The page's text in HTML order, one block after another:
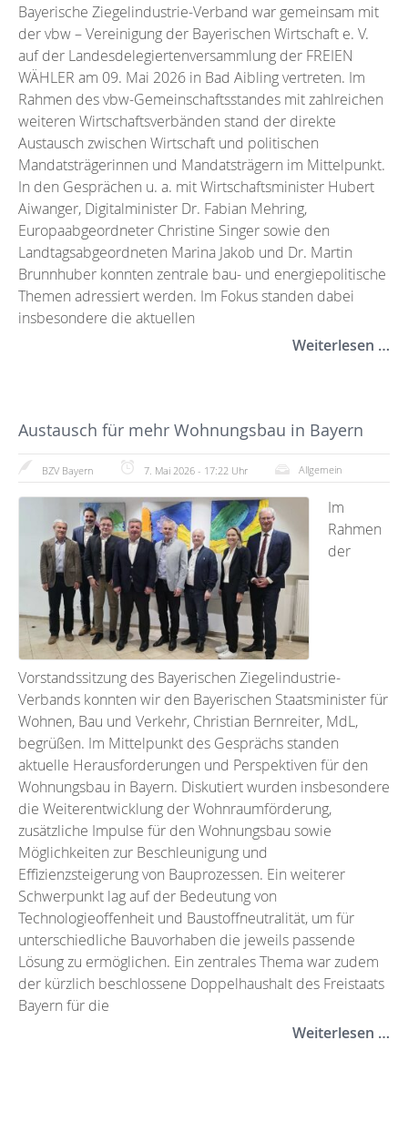
Bayerische Ziegelindustrie-Verband war gemeinsam mit
der vbw – Vereinigung der Bayerischen Wirtschaft e. V.
auf der Landesdelegiertenversammlung der FREIEN
WÄHLER am 09. Mai 2026 in Bad Aibling vertreten. Im
Rahmen des vbw-Gemeinschaftsstandes mit zahlreichen
weiteren Wirtschaftsverbänden stand der direkte
Austausch zwischen Wirtschaft und politischen
Mandatsträgerinnen und Mandatsträgern im Mittelpunkt.
In den Gesprächen u. a. mit Wirtschaftsminister Hubert
Aiwanger, Digitalminister Dr. Fabian Mehring,
Europaabgeordneter Christine Singer sowie den
Landtagsabgeordneten Marina Jakob und Dr. Martin
Brunnhuber konnten zentrale bau- und energiepolitische
Themen adressiert werden. Im Fokus standen dabei
insbesondere die aktuellen
Weiterlesen …
Austausch für mehr Wohnungsbau in Bayern
BZV Bayern 7. Mai 2026 - 17:22 Uhr Allgemein
Im
Rahmen
der
Vorstandssitzung des Bayerischen Ziegelindustrie-
Verbands konnten wir den Bayerischen Staatsminister für
Wohnen, Bau und Verkehr, Christian Bernreiter, MdL,
begrüßen. Im Mittelpunkt des Gesprächs standen
aktuelle Herausforderungen und Perspektiven für den
Wohnungsbau in Bayern. Diskutiert wurden insbesondere
die Weiterentwicklung der Wohnraumförderung,
zusätzliche Impulse für den Wohnungsbau sowie
Möglichkeiten zur Beschleunigung und
Effizienzsteigerung von Bauprozessen. Ein weiterer
Schwerpunkt lag auf der Bedeutung von
Technologieoffenheit und Baustoffneutralität, um für
unterschiedliche Bauvorhaben die jeweils passende
Lösung zu ermöglichen. Ein zentrales Thema war zudem
der kürzlich beschlossene Doppelhaushalt des Freistaats
Bayern für die
Weiterlesen …